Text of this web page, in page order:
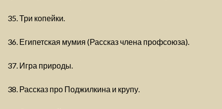
35. Три копейки.
36. Египетская мумия (Рассказ члена профсоюза).
37. Игра природы.
38. Рассказ про Поджилкина и крупу.